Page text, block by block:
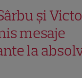
și
mesaje
la